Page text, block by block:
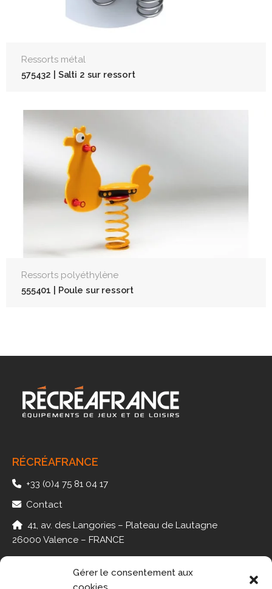
Gérer le consentement aux
Ressorts métal
575432 | Salti 2 sur ressort
Ressorts polyéthylène
555401 | Poule sur ressort
RÉCRÉAFRANCE
+33 (0)4 75 81 04 17
Contact
41, av. des Langories – Plateau de Lautagne
26000 Valence – FRANCE